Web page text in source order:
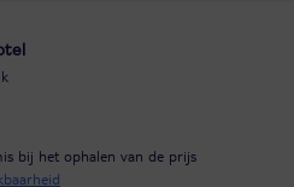
bij het ophalen van de prijs